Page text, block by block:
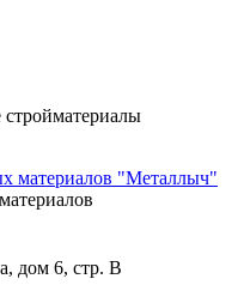
дом 6, стр. В